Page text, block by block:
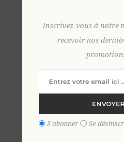
pull cachemire col
camionneur ANTHRACITE
Inscrivez-vous à notre
recevoir nos
ENVOYER
S'abonner Se